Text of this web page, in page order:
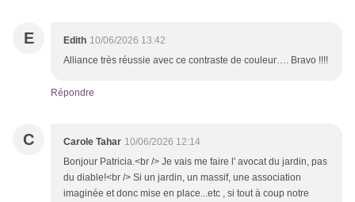
E Edith 10/06/2026 13:42
Alliance très réussie avec ce contraste de couleur…. Bravo !!!!
Répondre
C Carole Tahar 10/06/2026 12:14
Bonjour Patricia.<br /> Je vais me faire l' avocat du jardin, pas
du diable!<br /> Si un jardin, un massif, une association
imaginée et donc mise en place...etc , si tout à coup notre